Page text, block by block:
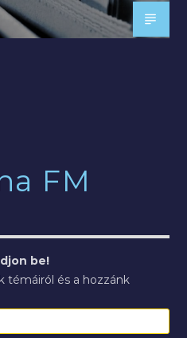
FM
be!
témáiról és a hozzánk